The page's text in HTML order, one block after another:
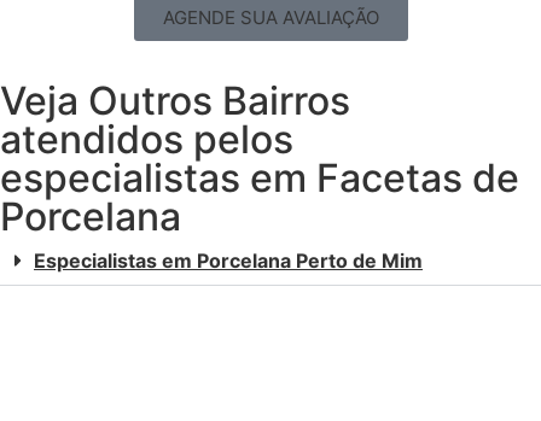
AGENDE SUA AVALIAÇÃO
Veja Outros Bairros
atendidos pelos
especialistas em Facetas de
Porcelana
Especialistas em Porcelana Perto de Mim